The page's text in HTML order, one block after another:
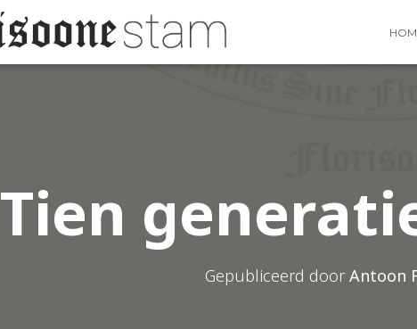
Tien
Gepubliceerd door Antoon